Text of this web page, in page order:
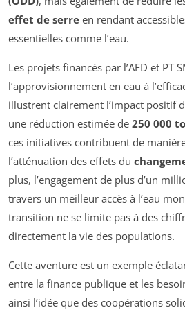
effet de serre en rendant
essentielles comme l’eau.
Les projets financés par l’AFD et PT
l’approvisionnement en eau à
illustrent clairement l’impact positif
une réduction estimée de 250 000
ces initiatives contribuent de
l’atténuation des effets du
plus, l’engagement de plus d’un
travers un meilleur accès à l’eau
transition ne se limite pas à des
directement la vie des populations.
Cette aventure est un exemple
entre la finance publique et les
ainsi l’idée que des coopérations